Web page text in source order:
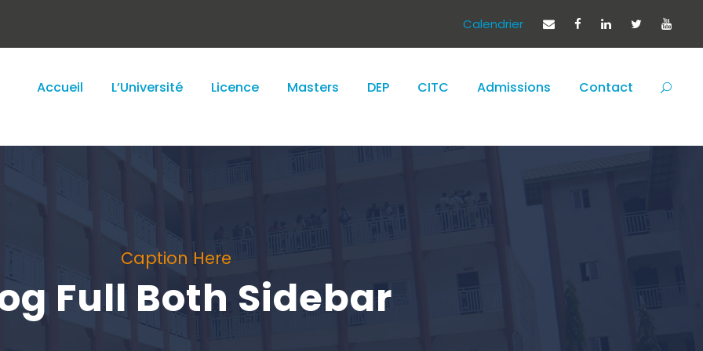
Calendrier
Accueil L’Université Licence Masters DEP CITC Admissions Contact
Caption Here
Full Both Sidebar